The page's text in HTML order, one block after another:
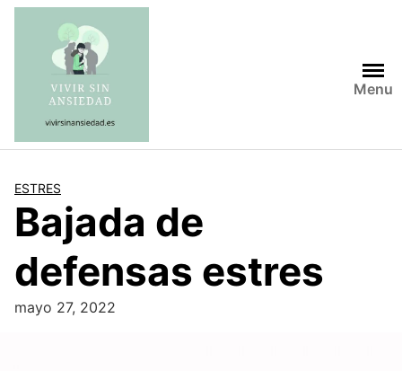
Saltar
contenido
Menu
ESTRES
Bajada de
defensas estres
mayo 27, 2022